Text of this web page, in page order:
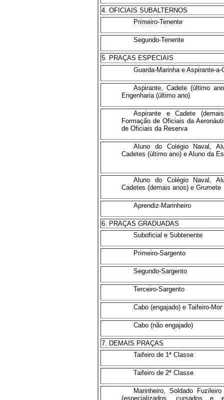
4. OFICIAIS SUBALTERNOS
Primeiro-Tenente
Segundo-Tenente
5. PRAÇAS ESPECIAIS
Guarda-Marinha e Aspirante-a-
Aspirante, Cadete (último
Engenharia (último ano)
Aspirante e Cadete
Formação de Oficiais da
de Oficiais da Reserva
Aluno do Colégio Naval,
Cadetes (último ano) e Aluno da
Aluno do Colégio Naval,
Cadetes (demais anos) e Grumete
Aprendiz-Marinheiro
6. PRAÇAS GRADUADAS
Suboficial e Subtenente
Primeiro-Sargento
Segundo-Sargento
Terceiro-Sargento
Cabo (engajado) e Taifeiro-Mor
Cabo (não engajado)
7. DEMAIS PRAÇAS
Taifeiro de 1ª Classe
Taifeiro de 2ª Classe
Marinheiro, Soldado
(especializados, cursados e